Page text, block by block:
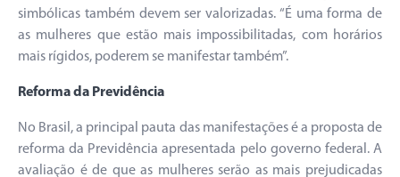
simbólicas também devem ser valorizadas. “É uma forma de
as mulheres que estão mais impossibilitadas, com horários
mais rígidos, poderem se manifestar também”.
Reforma da Previdência
No Brasil, a principal pauta das manifestações é a proposta de
reforma da Previdência apresentada pelo governo federal. A
avaliação é de que as mulheres serão as mais prejudicadas